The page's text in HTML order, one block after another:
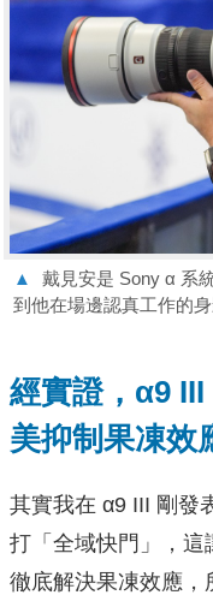
▲
戴見安是 Sony α 系
到他在場邊認真工作的身
經實證，α9
美抑制果凍效
其實我在 α9 III 剛發
打「全域快門」，
徹底解決果凍效應，